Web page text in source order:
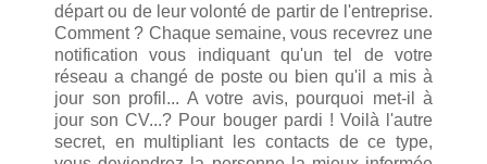
départ ou de leur volonté de partir de l'entreprise.
Comment ? Chaque semaine, vous recevrez une
notification vous indiquant qu'un tel de votre
réseau a changé de poste ou bien qu'il a mis à
jour son profil... A votre avis, pourquoi met-il à
jour son CV...? Pour bouger pardi ! Voilà l'autre
secret, en multipliant les contacts de ce type,